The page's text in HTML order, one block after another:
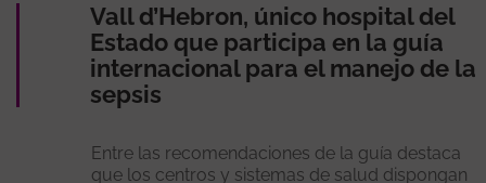
Vall d’Hebron, único hospital del
Estado que participa en la guía
internacional para el manejo de la
sepsis
Entre las recomendaciones de la guía destaca
que los centros y sistemas de salud dispongan